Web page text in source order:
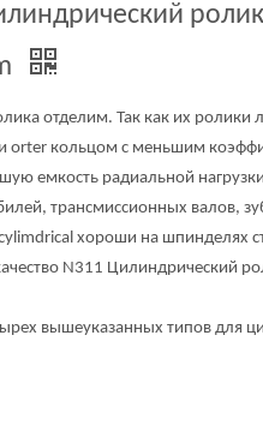
отделим. Так как их ролики
orter кольцом с меньшим
емкость радиальной
трансмиссионных валов,
хороши на шпинделях
N311 Цилиндрический
вышеуказанных типов для